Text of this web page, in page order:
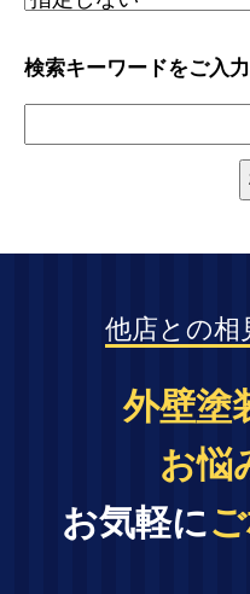
検索キーワードをご入力
他店との相
外壁塗
お悩
お気軽に